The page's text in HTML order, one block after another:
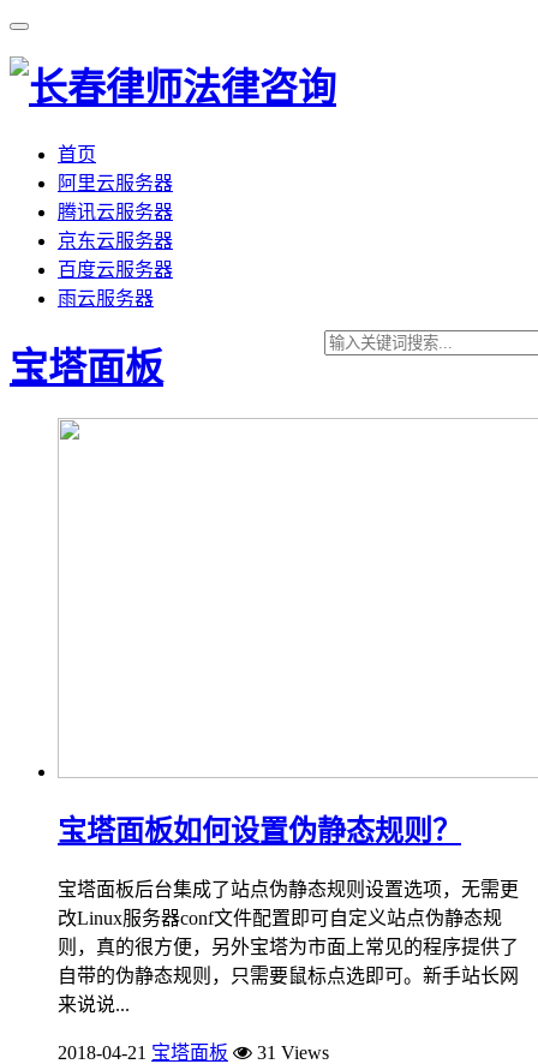
首页
阿里云服务器
腾讯云服务器
京东云服务器
百度云服务器
雨云服务器
宝塔面板
宝塔面板如何设置伪静态规则？
宝塔面板后台集成了站点伪静态规则设置选项，无需更
改Linux服务器conf文件配置即可自定义站点伪静态规
则，真的很方便，另外宝塔为市面上常见的程序提供了
自带的伪静态规则，只需要鼠标点选即可。新手站长网
来说说...
2018-04-21 宝塔面板 31 Views